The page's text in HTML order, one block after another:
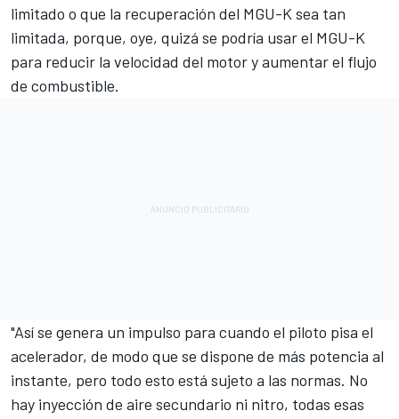
limitado o que la recuperación del MGU-K sea tan
limitada, porque, oye, quizá se podría usar el MGU-K
para reducir la velocidad del motor y aumentar el flujo
de combustible.
"Así se genera un impulso para cuando el piloto pisa el
acelerador, de modo que se dispone de más potencia al
instante, pero todo esto está sujeto a las normas. No
hay inyección de aire secundario ni nitro, todas esas